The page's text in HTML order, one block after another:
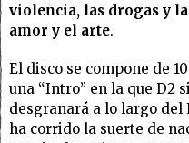
violencia, las drogas y
amor y el arte.
El disco se compone de
una “Intro” en la que D2
desgranará a lo largo del
ha corrido la suerte de